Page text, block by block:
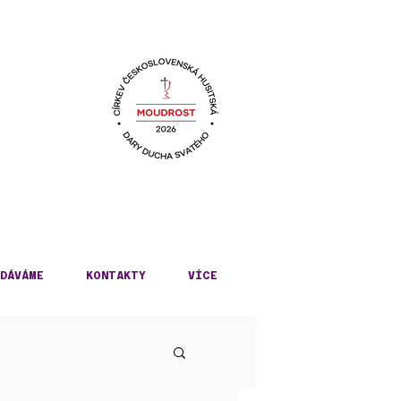
KONTAKTY VÍCE